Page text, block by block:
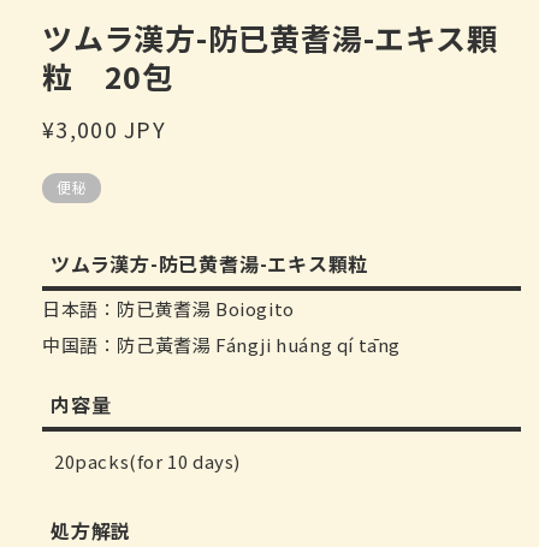
デ
ィ
ア
(1)
開
ツムラ漢方-防已黄耆湯-エキス顆
粒 20包
通
価
¥3,000 JPY
便秘
ツムラ漢方-防已黄耆湯-エキス顆粒
日本語：防已黄耆湯 Boiogito
中国語：防己黃耆湯 Fángji huáng qí tāng
内容量
20packs(for 10 days)
処方解説